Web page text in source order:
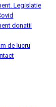
Legislatie
donatii
de lucru